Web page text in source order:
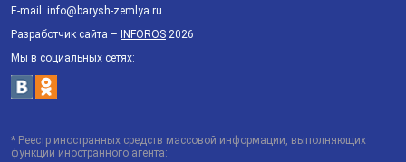
E-mail: info@barysh-zemlya.ru
Разработчик сайта – INFOROS 2026
Мы в социальных сетях:
* Реестр иностранных средств массовой информации, выполняющих
функции иностранного агента: